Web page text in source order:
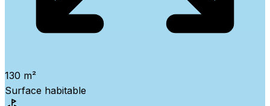
130 m²
Surface habitable